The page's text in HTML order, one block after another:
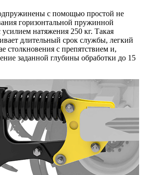
с помощью простой не
горизонтальной пружинной
натяжения 250 кг. Такая
длительный срок службы, легкий
столкновения с препятствием и,
заданной глубины обработки до 15